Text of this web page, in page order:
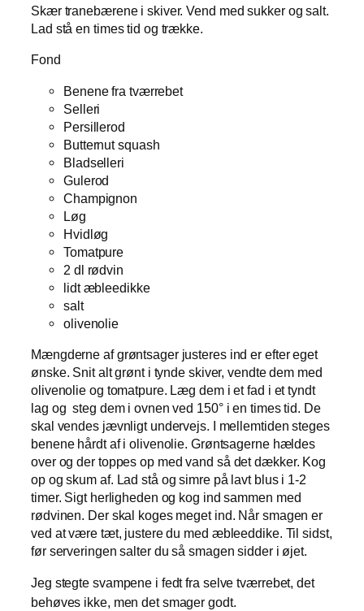
Skær tranebærene i skiver. Vend med sukker og salt.
Lad stå en times tid og trække.
Fond
Benene fra tværrebet
Selleri
Persillerod
Butternut squash
Bladselleri
Gulerod
Champignon
Løg
Hvidløg
Tomatpure
2 dl rødvin
lidt æbleedikke
salt
olivenolie
Mængderne af grøntsager justeres ind er efter eget
ønske. Snit alt grønt i tynde skiver, vendte dem med
olivenolie og tomatpure. Læg dem i et fad i et tyndt
lag og steg dem i ovnen ved 150° i en times tid. De
skal vendes jævnligt undervejs. I mellemtiden steges
benene hårdt af i olivenolie. Grøntsagerne hældes
over og der toppes op med vand så det dækker. Kog
op og skum af. Lad stå og simre på lavt blus i 1-2
timer. Sigt herligheden og kog ind sammen med
rødvinen. Der skal koges meget ind. Når smagen er
ved at være tæt, justere du med æbleeddike. Til sidst,
før serveringen salter du så smagen sidder i øjet.
Jeg stegte svampene i fedt fra selve tværrebet, det
behøves ikke, men det smager godt.